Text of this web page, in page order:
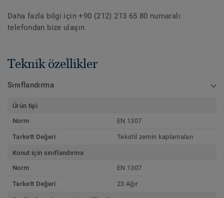
Daha fazla bilgi için +90 (212) 213 65 80 numaralı
telefondan bize ulaşın
Teknik özellikler
Sınıflandırma
Ürün tipi
Norm
EN 1307
Tarkett Değeri Tekstil zemin kaplamaları
Konut için sınıflandırma
Norm
EN 1307
Tarkett Değeri 23 Ağır